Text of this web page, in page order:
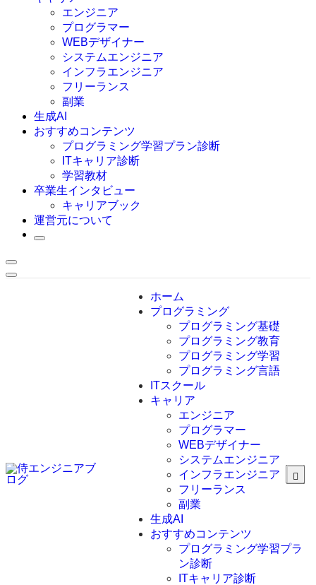
C言語
C#
VBA
Go言語
Kotlin
Java
JavaScript
Swift
Ruby
その他言語
エンジニア
プログラマー
WEBデザイナー
システムエンジニア
インフラエンジニア
フリーランス
副業
生成AI
おすすめコンテンツ
プログラミング学習プラン診断
ITキャリア診断
学習教材
卒業生インタビュー
キャリアブック
運営元について
ホーム
プログラミング
プログラミング基礎
プログラミング教育
プログラミング学習
プログラミング言語
C言語
C#
VBA
Go言語
Kotlin
Java
JavaScript
Swift
Ruby
ITスクール
キャリア
エンジニア
プログラマー
WEBデザイナー
システムエンジニア
インフラエンジニア
フリーランス
副業
生成AI
おすすめコンテンツ
プログラミング学習プラ
ン診断
ITキャリア診断